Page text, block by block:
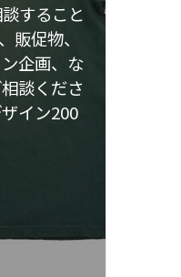
すること
販促物、
企画、な
談くださ
イン200